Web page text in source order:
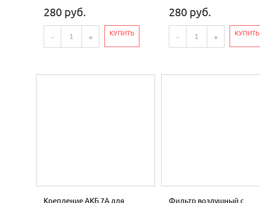
280 руб.
- + КУПИТЬ
280 руб.
- + КУПИТЬ
Крепление АКБ 7А для
Фильтр воздушный c